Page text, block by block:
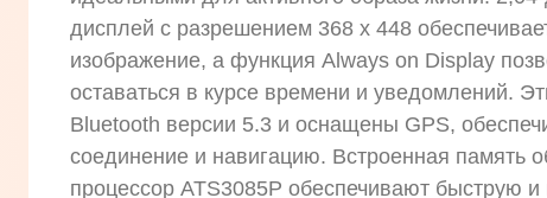
дисплей с разрешением 368 х 448
изображение, а функция Always on Display
оставаться в курсе времени и уведомлений.
Bluetooth версии 5.3 и оснащены GPS,
соединение и навигацию. Встроенная память
процессор ATS3085P обеспечивают быструю